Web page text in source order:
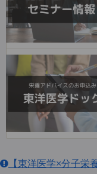
【東洋医学×分子栄